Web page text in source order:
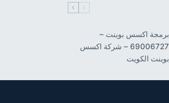
برمجة اكسس بوينت –
69006727 – شركة اكسس
بوينت الكويت